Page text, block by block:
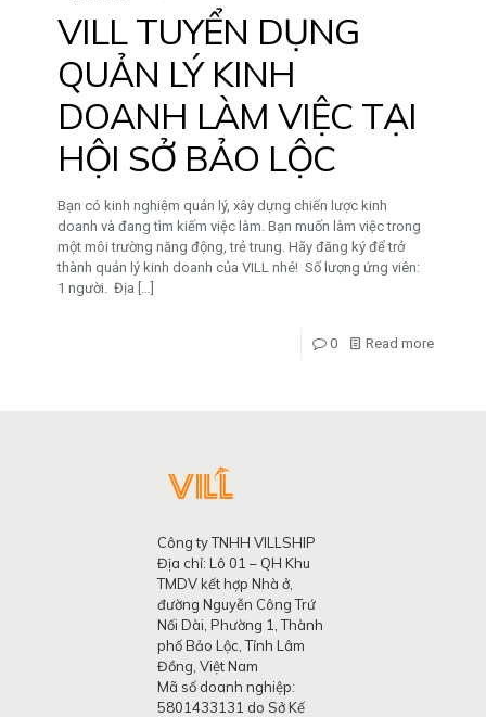
VILL TUYỂN DỤNG
QUẢN LÝ KINH
DOANH LÀM VIỆC TẠI
HỘI SỞ BẢO LỘC
Bạn có kinh nghiệm quản lý, xây dựng chiến lược kinh
doanh và đang tìm kiếm việc làm. Bạn muốn làm việc trong
một môi trường năng động, trẻ trung. Hãy đăng ký để trở
thành quản lý kinh doanh của VILL nhé! Số lượng ứng viên:
1 người. Địa
0 Read more
Công ty TNHH VILLSHIP
Địa chỉ: Lô 01 – QH Khu
TMDV kết hợp Nhà ở,
đường Nguyễn Công Trứ
Nối Dài, Phường 1, Thành
phố Bảo Lộc, Tỉnh Lâm
Đồng, Việt Nam
Mã số doanh nghiệp:
5801433131 do Sở Kế